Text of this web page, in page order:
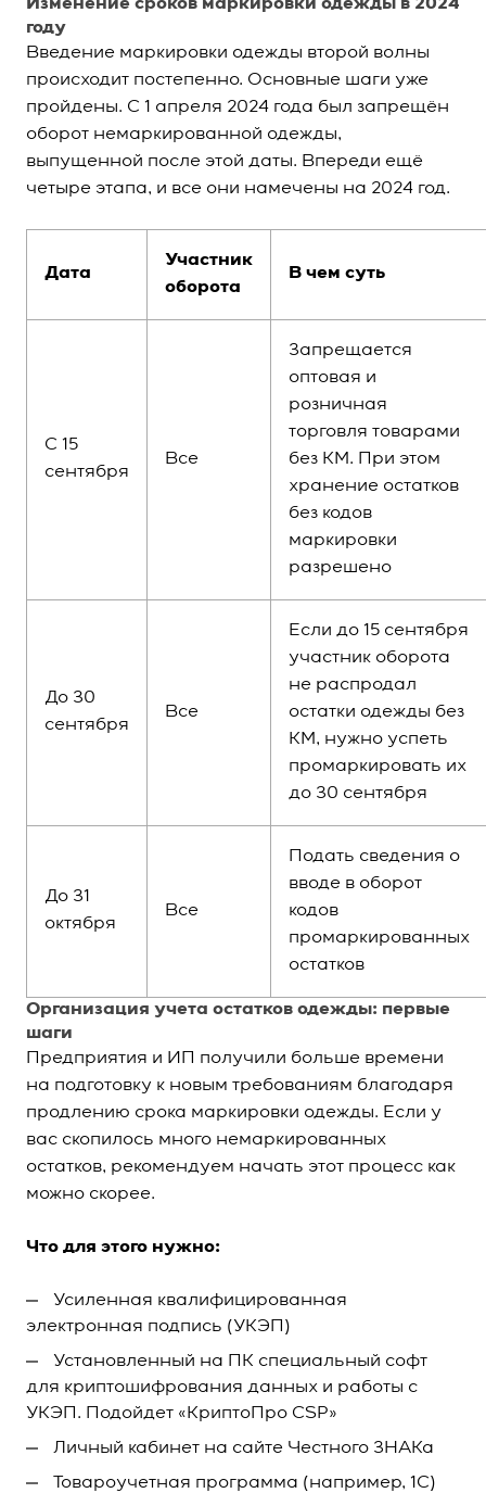
Изменение сроков маркировки одежды в 2024
году
Введение маркировки одежды второй волны
происходит постепенно. Основные шаги уже
пройдены. С 1 апреля 2024 года был запрещён
оборот немаркированной одежды,
выпущенной после этой даты. Впереди ещё
четыре этапа, и все они намечены на 2024 год.
Дата
Участник
оборота
В чем суть
С 15
сентября
Все
Запрещается
оптовая и
розничная
торговля товарами
без КМ. При этом
хранение остатков
без кодов
маркировки
разрешено
До 30
сентября
Все
Если до 15 сентября
участник оборота
не распродал
остатки одежды без
КМ, нужно успеть
промаркировать их
до 30 сентября
До 31
октября
Все
Подать сведения о
вводе в оборот
кодов
промаркированных
остатков
Организация учета остатков одежды: первые
шаги
Предприятия и ИП получили больше времени
на подготовку к новым требованиям благодаря
продлению срока маркировки одежды. Если у
вас скопилось много немаркированных
остатков, рекомендуем начать этот процесс как
можно скорее.
Что для этого нужно:
Усиленная квалифицированная
электронная подпись (УКЭП)
Установленный на ПК специальный софт
для криптошифрования данных и работы с
УКЭП. Подойдет «КриптоПро CSP»
Личный кабинет на сайте Честного ЗНАКа
Товароучетная программа (например, 1С)